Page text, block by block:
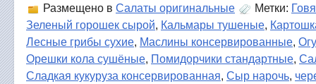
Размещено в Салаты оригинальные Метки:
Зеленый горошек сырой, Кальмары тушеные,
Лесные грибы сухие, Маслины консервированные,
Орешки кола сушёные, Помидорчики стандартные,
Сладкая кукуруза консервированная, Сыр нарочь,